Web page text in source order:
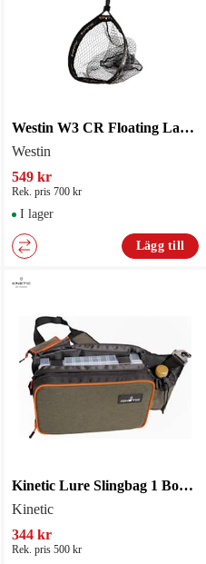
Westin W3 CR Floating Landing net S
Westin
549 kr
Rek. pris 700 kr
I lager
Lägg till
Kinetic Lure Slingbag 1 Box 30x20x15cm
Kinetic
344 kr
Rek. pris 500 kr